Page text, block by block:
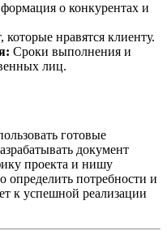
о конкурентах и
нравятся клиенту.
Сроки выполнения и
лиц.
готовые
документ
проекта и нишу
определить потребности и
к успешной реализации